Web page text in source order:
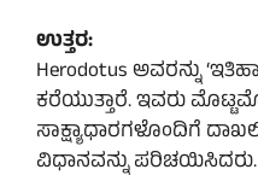
ಉತ್ತರ:
Herodotus ಅವರನ್ನು
ಕರೆಯುತ್ತಾರೆ. ಇವರು
ಸಾಕ್ಷ್ಯಾಧಾರಗಳೊಂದಿಗೆ
ವಿಧಾನವನ್ನು ಪರಿಚಯಿಸಿದರು.